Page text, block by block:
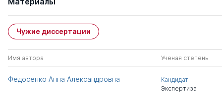
Чужие диссертации
Имя автора Ученая степень
Федосенко Анна Александровна
Кандидат
Экспертиза